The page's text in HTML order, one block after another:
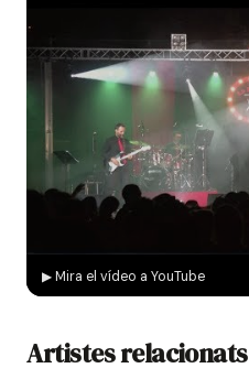
▶ Mira el vídeo a YouTube
Artistes relacionats